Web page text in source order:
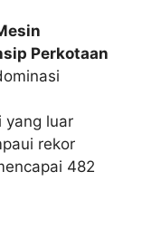
Perkotaan
yang luar
rekor
482